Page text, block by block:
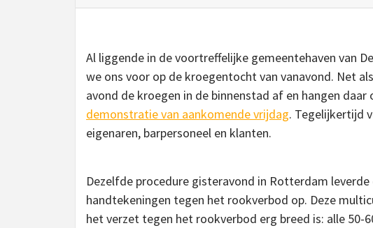
Al liggende in de voortreffelijke gemeentehaven van
we ons voor op de kroegentocht van vanavond. Net
avond de kroegen in de binnenstad af en hangen
demonstratie van aankomende vrijdag. Tegelijkertijd
eigenaren, barpersoneel en klanten.
Dezelfde procedure gisteravond in Rotterdam
handtekeningen tegen het rookverbod op. Deze
het verzet tegen het rookverbod erg breed is: alle 50-